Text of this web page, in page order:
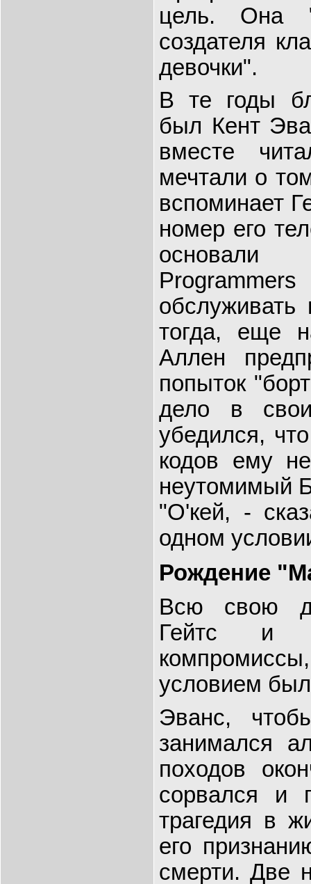
цель. Она
создателя
девочки".
В те годы
был Кент
вместе
мечтали о
вспоминает
номер его
основали
тогда, еще
Аллен
попыток
дело в
убедился,
кодов ему
неутомимый
"О'кей, -
одном
Рождение
Всю свою
Гейтс и
условием
Эванс,
занимался
походов
сорвался и
трагедия в
его
смерти. Две